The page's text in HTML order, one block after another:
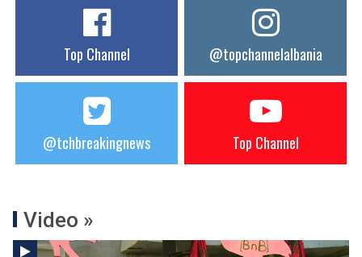
Top Channel @topchannelalbania
@tchbreakingnews Top Channel
Video »